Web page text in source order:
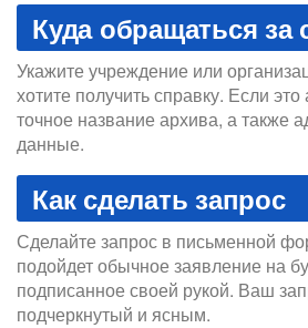
Куда обращаться за
Укажите учреждение или
хотите получить справку. Если
точное название архива, а также
данные.
Как сделать запрос
Сделайте запрос в письменной
подойдет обычное заявление на
подписанное своей рукой. Ваш
подчеркнутый и ясным.